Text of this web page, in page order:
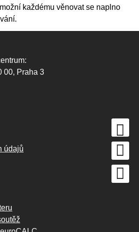
každému věnovat se naplno
00, Praha 3
údajů